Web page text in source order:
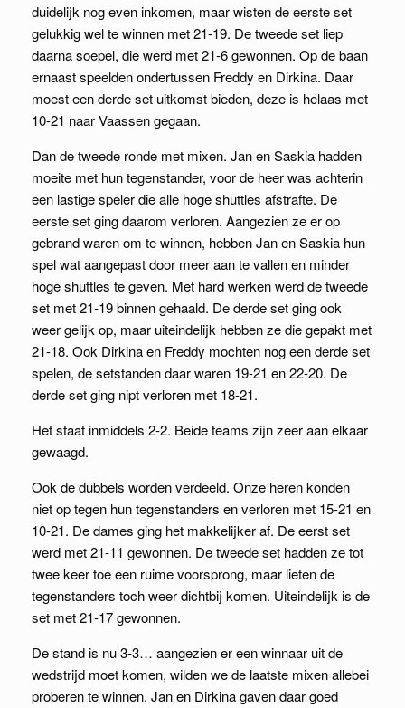
duidelijk nog even inkomen, maar wisten de eerste set
gelukkig wel te winnen met 21-19. De tweede set liep
daarna soepel, die werd met 21-6 gewonnen. Op de baan
ernaast speelden ondertussen Freddy en Dirkina. Daar
moest een derde set uitkomst bieden, deze is helaas met
10-21 naar Vaassen gegaan.
Dan de tweede ronde met mixen. Jan en Saskia hadden
moeite met hun tegenstander, voor de heer was achterin
een lastige speler die alle hoge shuttles afstrafte. De
eerste set ging daarom verloren. Aangezien ze er op
gebrand waren om te winnen, hebben Jan en Saskia hun
spel wat aangepast door meer aan te vallen en minder
hoge shuttles te geven. Met hard werken werd de tweede
set met 21-19 binnen gehaald. De derde set ging ook
weer gelijk op, maar uiteindelijk hebben ze die gepakt met
21-18. Ook Dirkina en Freddy mochten nog een derde set
spelen, de setstanden daar waren 19-21 en 22-20. De
derde set ging nipt verloren met 18-21.
Het staat inmiddels 2-2. Beide teams zijn zeer aan elkaar
gewaagd.
Ook de dubbels worden verdeeld. Onze heren konden
niet op tegen hun tegenstanders en verloren met 15-21 en
10-21. De dames ging het makkelijker af. De eerst set
werd met 21-11 gewonnen. De tweede set hadden ze tot
twee keer toe een ruime voorsprong, maar lieten de
tegenstanders toch weer dichtbij komen. Uiteindelijk is de
set met 21-17 gewonnen.
De stand is nu 3-3… aangezien er een winnaar uit de
wedstrijd moet komen, wilden we de laatste mixen allebei
proberen te winnen. Jan en Dirkina gaven daar goed